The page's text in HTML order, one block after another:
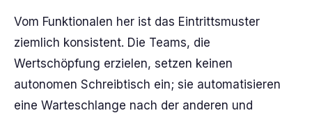
Vom Funktionalen her ist das Eintrittsmuster
ziemlich konsistent. Die Teams, die
Wertschöpfung erzielen, setzen keinen
autonomen Schreibtisch ein; sie automatisieren
eine Warteschlange nach der anderen und